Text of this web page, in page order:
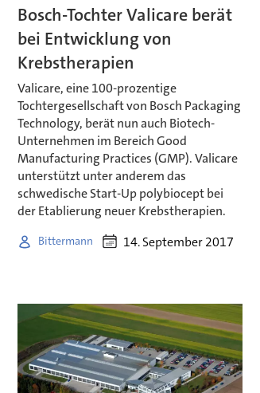
Bosch-Tochter Valicare berät
bei Entwicklung von
Krebstherapien
Valicare, eine 100-prozentige
Tochtergesellschaft von Bosch Packaging
Technology, berät nun auch Biotech-
Unternehmen im Bereich Good
Manufacturing Practices (GMP). Valicare
unterstützt unter anderem das
schwedische Start-Up polybiocept bei
der Etablierung neuer Krebstherapien.
Bittermann 14. September 2017